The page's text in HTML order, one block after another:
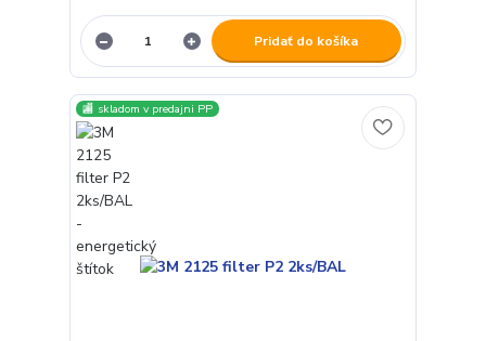
Pridať do košíka
🏬 skladom v predajni PP